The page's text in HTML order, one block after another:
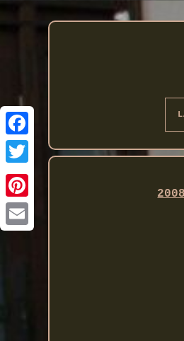
Twitter